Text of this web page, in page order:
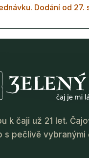
Dodání od 27.
k čaji už 21 let.
s pečlivě vybranými